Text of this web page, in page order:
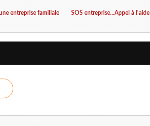
entreprise familiale SOS entreprise...Appel à l'aide